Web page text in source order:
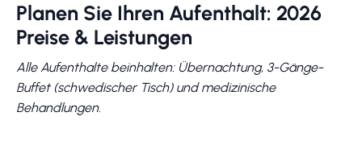
Planen Sie Ihren Aufenthalt: 2026
Preise & Leistungen
Alle Aufenthalte beinhalten: Übernachtung, 3-Gänge-
Buffet (schwedischer Tisch) und medizinische
Behandlungen.